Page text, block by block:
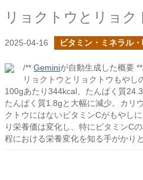
2025-04-16 ビタミン・ミネラル
/** Geminiが自動生成した概要
リョクトウとリョクトウもやし
100gあたり344kcal、たんぱく質
たんぱく質1.8gと大幅に減少。カリ
クトウにはないビタミンCがもやし
り栄養価は変化し、特にビタミンC
程における栄養変化を知る手がかりと